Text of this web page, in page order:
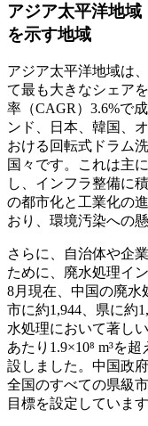
アジア太平洋地
を示す地域
アジア太平洋地域は
て最も大きなシェア
率（CAGR）3.6%で
ンド、日本、韓国、
おける回転式ドラム
国々です。これは主
し、インフラ整備に
の都市化と工業化の
おり、環境汚染への
さらに、自治体や企
ために、廃水処理イ
8月現在、中国の廃水
市に約1,944、県に約
水処理において著し
あたり1.9×10⁸ m³を
設しました。中国政
全国のすべての県級
目標を設定しています